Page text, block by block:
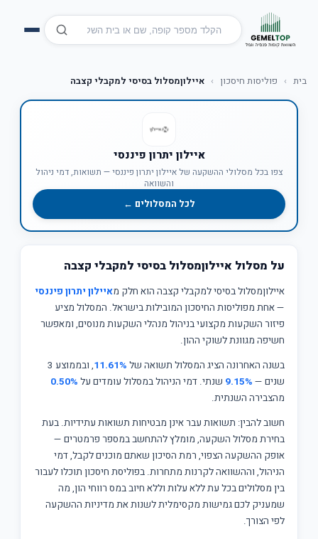
בית › פוליסות חיסכון › איילוןמסלול בסיסי למקבלי קצבה
איילון יתרון פיננסי
צפו בכל מסלולי ההשקעה של איילון יתרון פיננסי — תשואות, דמי ניהול
והשוואה
לכל המסלולים ←
על מסלול איילוןמסלול בסיסי למקבלי קצבה
איילוןמסלול בסיסי למקבלי קצבה הוא חלק מאיילון יתרון פיננסי
— אחת מפוליסות החיסכון המובילות בישראל. המסלול מציע
פיזור השקעות מקצועי בניהול מנהלי השקעות מנוסים, ומאפשר
חשיפה מגוונת לשוקי ההון.
בשנה האחרונה הציג המסלול תשואה של 11.61%
, ובממוצע 3
שנים — 9.15% שנתי. דמי הניהול במסלול עומדים על 0.50%
מהצבירה השנתית.
חשוב להבין: תשואות עבר אינן מבטיחות תשואות עתידיות. בעת
בחירת מסלול השקעה, מומלץ להתחשב במספר פרמטרים —
אופק ההשקעה הצפוי, רמת הסיכון שאתם מוכנים לקבל, דמי
הניהול, וההשוואה לקרנות מתחרות. בפוליסת חיסכון תוכלו לעבור
בין מסלולים בכל עת ללא עלות וללא חיוב במס רווחי הון, מה
שמעניק לכם גמישות מקסימלית לשנות את מדיניות ההשקעה
לפי הצורך.